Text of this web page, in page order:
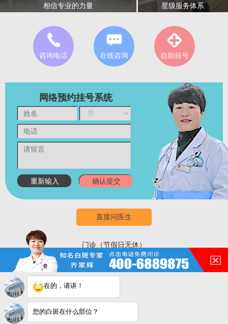
相信专业的力量 星级服务体系
咨询电话 在线咨询 自助挂号
网络预约挂号系统
直接问医生
门诊（节假日无休）
8:00-18:00
医院地址：合肥市铜陵路与合裕路交叉口东北角
（天成大厦旁）
祛白热线：400-688-9875
在的，请讲！
您的白斑在什么部位？